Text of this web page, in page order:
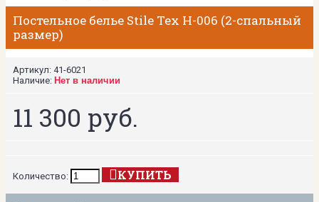
Постельное белье Stile Tex H-006 (2-спальный
размер)
Артикул: 41-6021
Наличие: Нет в наличии
11 300 руб.
Количество: КУПИТЬ